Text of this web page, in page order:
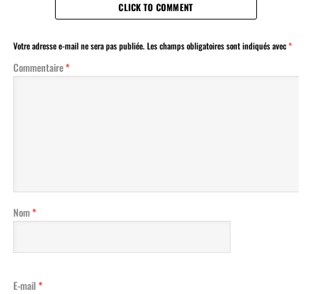
CLICK TO COMMENT
Votre adresse e-mail ne sera pas publiée.Les champs obligatoires sont indiqués avec*
Commentaire*
Nom*
E-mail*